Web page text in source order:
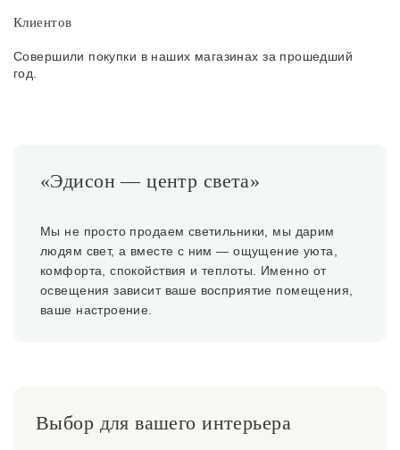
Клиентов
Совершили покупки в наших магазинах за прошедший
год.
«Эдисон — центр света»
Мы не просто продаем светильники, мы дарим
людям свет, а вместе с ним — ощущение уюта,
комфорта, спокойствия и теплоты. Именно от
освещения зависит ваше восприятие помещения,
ваше настроение.
Выбор для вашего интерьера